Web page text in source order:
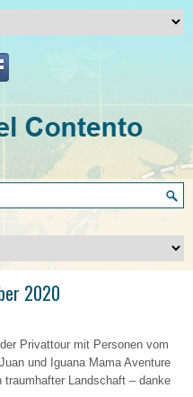
2020
Privattour mit Personen vom
und Iguana Mama Aventure
traumhafter Landschaft – danke